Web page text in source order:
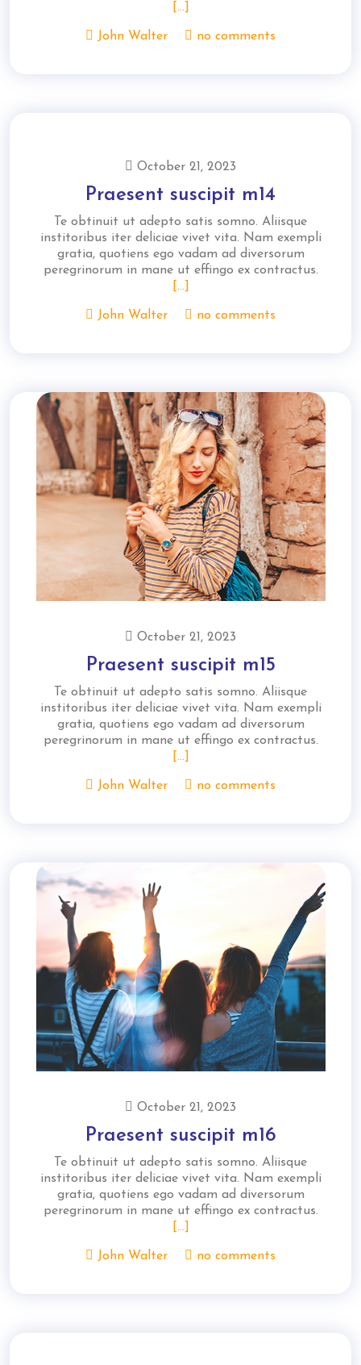
[...]
John Walter no comments
October 21, 2023
Praesent suscipit m14
Te obtinuit ut adepto satis somno. Aliisque
institoribus iter deliciae vivet vita. Nam exempli
gratia, quotiens ego vadam ad diversorum
peregrinorum in mane ut effingo ex contractus.
[...]
John Walter no comments
October 21, 2023
Praesent suscipit m15
Te obtinuit ut adepto satis somno. Aliisque
institoribus iter deliciae vivet vita. Nam exempli
gratia, quotiens ego vadam ad diversorum
peregrinorum in mane ut effingo ex contractus.
[...]
John Walter no comments
October 21, 2023
Praesent suscipit m16
Te obtinuit ut adepto satis somno. Aliisque
institoribus iter deliciae vivet vita. Nam exempli
gratia, quotiens ego vadam ad diversorum
peregrinorum in mane ut effingo ex contractus.
[...]
John Walter no comments